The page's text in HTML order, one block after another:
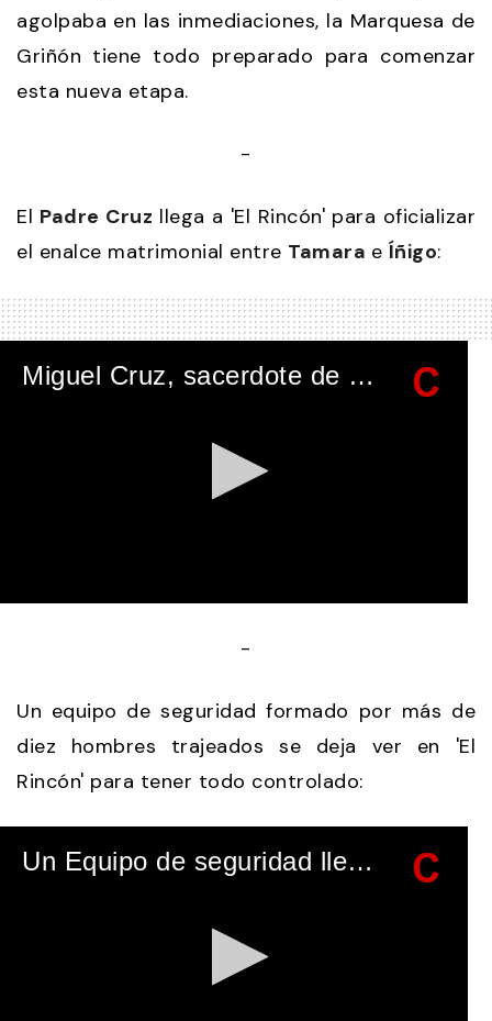
agolpaba en las inmediaciones, la Marquesa de
Griñón tiene todo preparado para comenzar
esta nueva etapa.
-
El Padre Cruz llega a 'El Rincón' para oficializar
el enalce matrimonial entre Tamara e Íñigo:
Miguel Cruz, sacerdote de boda de Tamara, llega a la finca "El Rincón", pocas horas antes de la boda
-
Un equipo de seguridad formado por más de
diez hombres trajeados se deja ver en 'El
Rincón' para tener todo controlado:
Un Equipo de seguridad llega a la finca "El Rincón" antes de la boda de Tamara Falcó e Iñigo Onieva